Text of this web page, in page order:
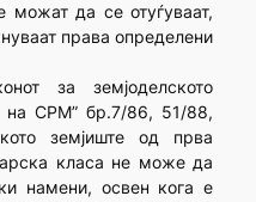
можат да се отуѓуваат,
права определени
за земјоделското
на СРМ” бр.7/86, 51/88,
земјиште од прва
класа не може да
намени, освен кога е